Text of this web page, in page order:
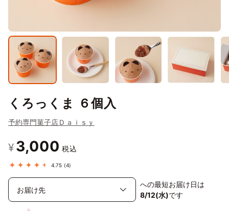
くろっくま ６個入
予約専門菓子店Ｄａｉｓｙ
¥ 3,000 税込
4.75 (4)
への最短お届け日は
8/12(水)です